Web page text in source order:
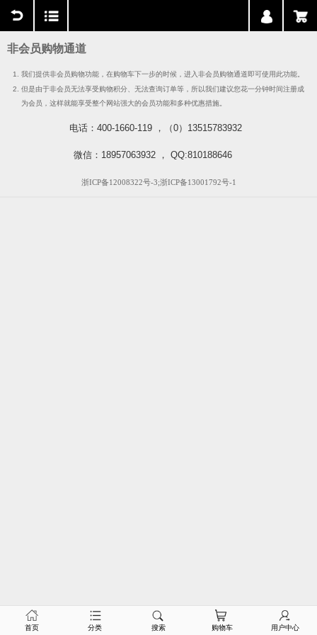
非会员购物通道
我们提供非会员购物功能，在购物车下一步的时候，进入非会员购物通道即可使用此功能。
但是由于非会员无法享受购物积分、无法查询订单等，所以我们建议您花一分钟时间注册成
为会员，这样就能享受整个网站强大的会员功能和多种优惠措施。
电话：400-1660-119 ，（0）13515783932
微信：18957063932 ， QQ:810188646
浙ICP备12008322号-3;浙ICP备13001792号-1
首页 分类 搜索 购物车 用户中心